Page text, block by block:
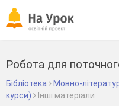
Робота для
Бібліотека
Мовно-
курси)
Інші матеріали